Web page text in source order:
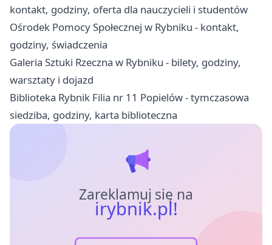
kontakt, godziny, oferta dla nauczycieli i studentów
Ośrodek Pomocy Społecznej w Rybniku - kontakt,
godziny, świadczenia
Galeria Sztuki Rzeczna w Rybniku - bilety, godziny,
warsztaty i dojazd
Biblioteka Rybnik Filia nr 11 Popielów - tymczasowa
siedziba, godziny, karta biblioteczna
Zareklamuj się na
irybnik.pl!